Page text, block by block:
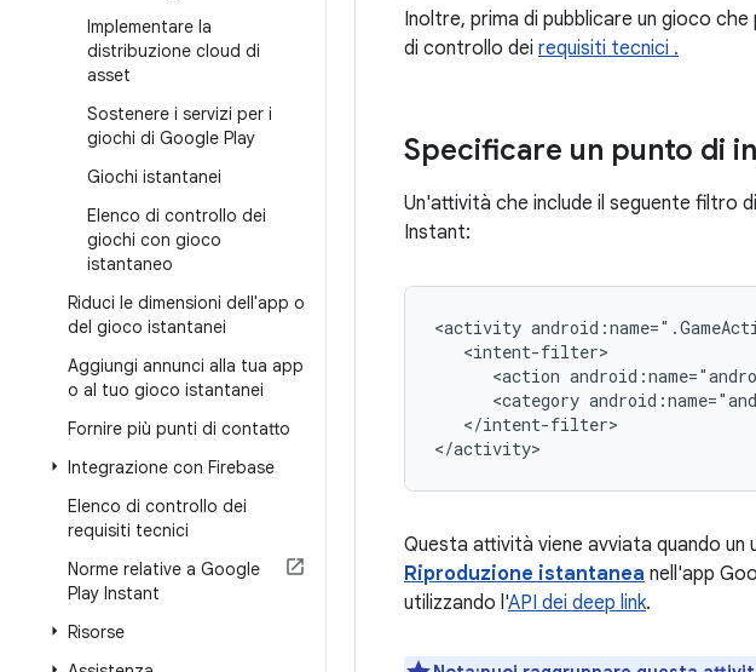
Implementare la
distribuzione cloud di
asset
Sostenere i servizi per i
giochi di Google Play
Giochi istantanei
Elenco di controllo dei
giochi con gioco
istantaneo
Riduci le dimensioni dell'app o
del gioco istantanei
Aggiungi annunci alla tua app
o al tuo gioco istantanei
Fornire più punti di contatto
Integrazione con Firebase
Elenco di controllo dei
requisiti tecnici
Norme relative a Google
Play Instant
Risorse
Inoltre, prima di pubblicare un gioco
di controllo dei requisiti tecnici .
Specificare un punto di
Un'attività che include il seguente filtro
Instant:
<activity
<action
<category
</intent-filter>
Questa attività viene avviata quando
Riproduzione istantanea nell'app
utilizzando l'API dei deep link.